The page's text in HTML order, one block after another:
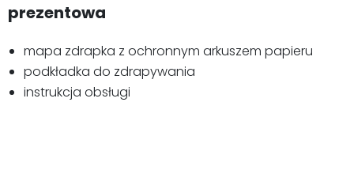
prezentowa
mapa zdrapka z ochronnym arkuszem papieru
podkładka do zdrapywania
instrukcja obsługi